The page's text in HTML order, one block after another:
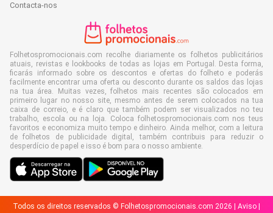
Contacta-nos
Folhetospromocionais.com recolhe diariamente os folhetos publicitários
atuais, revistas e lookbooks de todas as lojas em Portugal. Desta forma,
ficarás informado sobre os descontos e ofertas do folheto e poderás
facilmente encontrar uma oferta ou desconto durante os saldos das lojas
na tua área. Muitas vezes, folhetos mais recentes são colocados em
primeiro lugar no nosso site, mesmo antes de serem colocados na tua
caixa de correio, e é claro que também podem ser visualizados no teu
trabalho, escola ou na loja. Coloca folhetospromocionais.com nos teus
favoritos e economiza muito tempo e dinheiro. Ainda melhor, com a leitura
de folhetos de publicidade digital, também contribuis para reduzir o
desperdício de papel e isso é bom para o nosso ambiente.
Todos os direitos reservados © Folhetospromocionais.com 2026 | Aviso